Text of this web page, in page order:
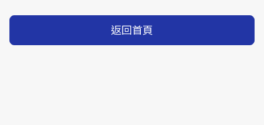
返回首頁